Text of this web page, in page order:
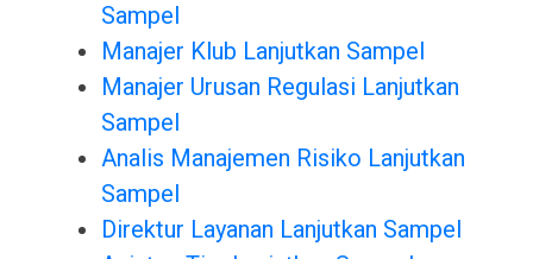
Sampel
Manajer Klub Lanjutkan Sampel
Manajer Urusan Regulasi Lanjutkan
Sampel
Analis Manajemen Risiko Lanjutkan
Sampel
Direktur Layanan Lanjutkan Sampel